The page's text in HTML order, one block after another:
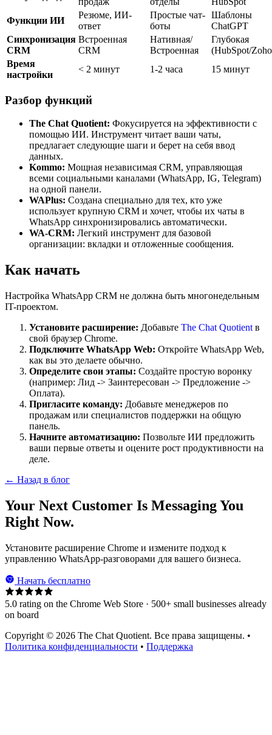
Функции ИИ
Резюме, ИИ-
ответ
Простые чат-
боты
Шаблоны
ChatGPT
Синхронизация
CRM
Встроенная
CRM
Нативная/
Встроенная
Глубокая
(HubSpot/
Время
настройки
< 2 минут 1-2 часа 15 минут
Разбор функций
The Chat Quotient: Фокусируется на эффективности с
помощью ИИ. Инструмент читает ваши чаты,
предлагает следующие шаги и берет на себя ввод
данных.
Kommo: Мощная независимая CRM, управляющая
всеми социальными каналами (WhatsApp, IG, Telegram)
на одной панели.
WAPlus: Создана специально для тех, кто уже
использует крупную CRM и хочет, чтобы их чаты в
WhatsApp синхронизировались автоматически.
WA-CRM: Легкий инструмент для базовой
организации: вкладки и отложенные сообщения.
Как начать
Настройка WhatsApp CRM не должна быть многонедельным
IT-проектом.
Установите расширение: Добавьте The Chat Quotient в
свой браузер Chrome.
Подключите WhatsApp Web: Откройте WhatsApp Web,
как вы это делаете обычно.
Определите свои этапы: Создайте простую воронку
(например: Лид -> Заинтересован -> Предложение ->
Оплата).
Пригласите команду: Добавьте менеджеров по
продажам или специалистов поддержки на общую
панель.
Начните автоматизацию: Позвольте ИИ предложить
ваши первые ответы и оцените рост продуктивности на
деле.
← Назад в блог
Your Next Customer Is Messaging You
Right Now.
Установите расширение Chrome и измените подход к
управлению WhatsApp-разговорами для вашего бизнеса.
Начать бесплатно
5.0 rating on the Chrome Web Store · 500+ small businesses already
on board
Copyright © 2026 The Chat Quotient. Все права защищены. •
Политика конфиденциальности • Поддержка